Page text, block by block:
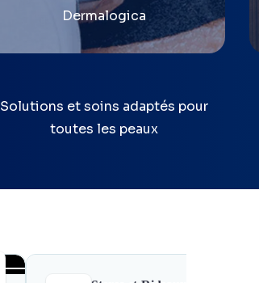
Dermalogica
Solutions et soins adaptés pour
toutes les peaux